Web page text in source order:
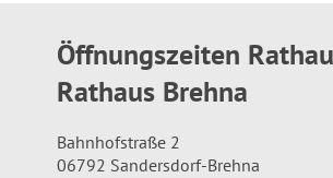
Öffnungszeiten
Rathaus Brehna
Bahnhofstraße 2
06792 Sandersdorf-Brehna